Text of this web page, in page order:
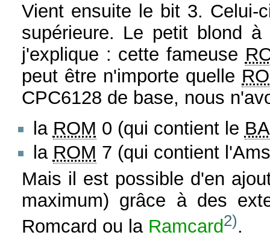
Vient ensuite le bit 3.
supérieure. Le petit blond
j'explique : cette fameuse
peut être n'importe quelle
CPC6128 de base, nous
la ROM 0 (qui contient le
la ROM 7 (qui contient
Mais il est possible d'en
maximum) grâce à des
Romcard ou la Ramcard2).